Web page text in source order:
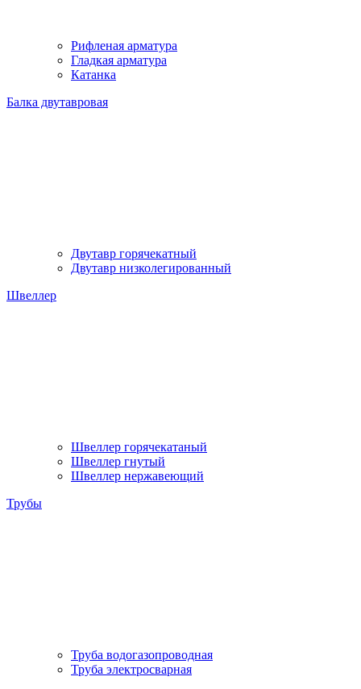
Рифленая арматура
Гладкая арматура
Катанка
Балка двутавровая
Двутавр горячекатный
Двутавр низколегированный
Швеллер
Швеллер горячекатаный
Швеллер гнутый
Швеллер нержавеющий
Трубы
Труба водогазопроводная
Труба электросварная